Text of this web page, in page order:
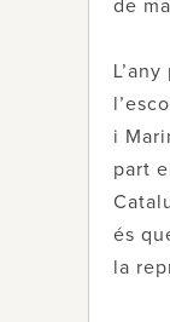
de
i
part
és
la